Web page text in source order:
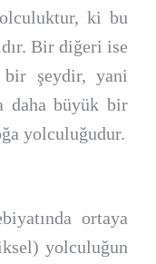
ki bu
Bir diğeri ise
bir şeydir, yani
daha büyük bir
yolculuğudur.
ortaya
yolculuğun